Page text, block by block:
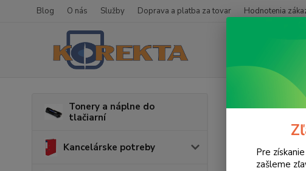
Blog O nás Služby Doprava a platba za tovar Hodnotenia
Tonery a náplne do
tlačiarní
Kancelárske potreby
Papier a
Pre
zašleme